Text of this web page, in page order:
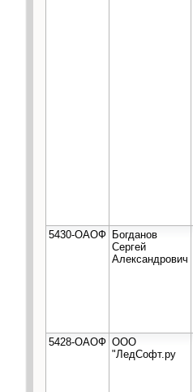
5430-ОАОФ Богданов
Сергей
Александрович
5428-ОАОФ ООО
"ЛедСофт.ру